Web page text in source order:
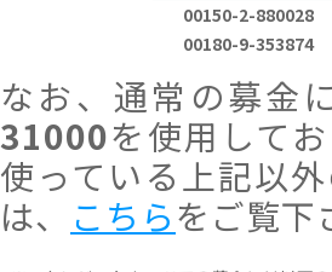
00150-2-880028
00180-9-353874
なお、通常の募金
31000を使用して
使っている上記以
は、 こちらをご覧下